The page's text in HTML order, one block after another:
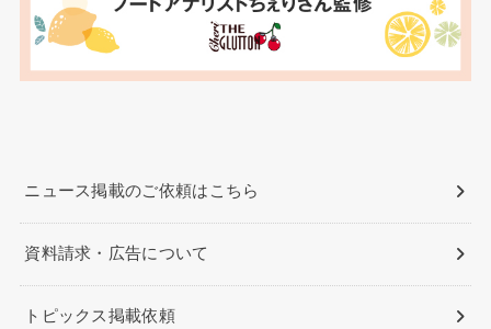
ニュース掲載のご依頼はこちら
資料請求・広告について
トピックス掲載依頼